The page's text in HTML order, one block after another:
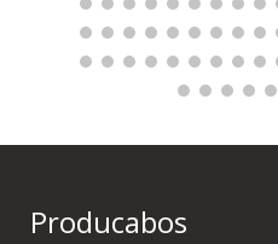
Producabos